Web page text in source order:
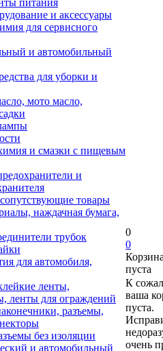
питания
и аксессуары
для сервисного
и автомобильный
для уборки и
мото масло,
и смазки с пищевым
и
товары
наждачная бумага,
трубок
для автомобиля,
ленты,
ленты для ограждений
разъемы,
без изоляции
и автомобильный
0
0
пуста
К
ваша
пуста.
очень